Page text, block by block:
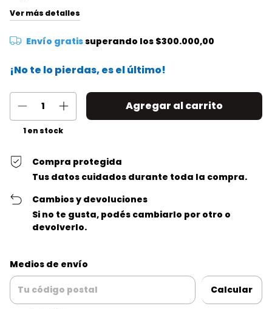
Ver más detalles
Envío gratissuperando los $300.000,00
¡No te lo pierdas, es el último!
1en stock
Compra protegida
Tus datos cuidados durante toda la compra.
Cambios y devoluciones
Si no te gusta, podés cambiarlo por otro o
devolverlo.
Entregas para el CP:
Medios de envío
Calcular